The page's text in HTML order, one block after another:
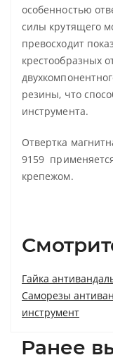
особенностью
силы крутящего
превосходит
крестообразных
резины, что
инструмента.
Отвертка
9159
крепежом.
Гайка
Саморезы
инструмент
Ранее